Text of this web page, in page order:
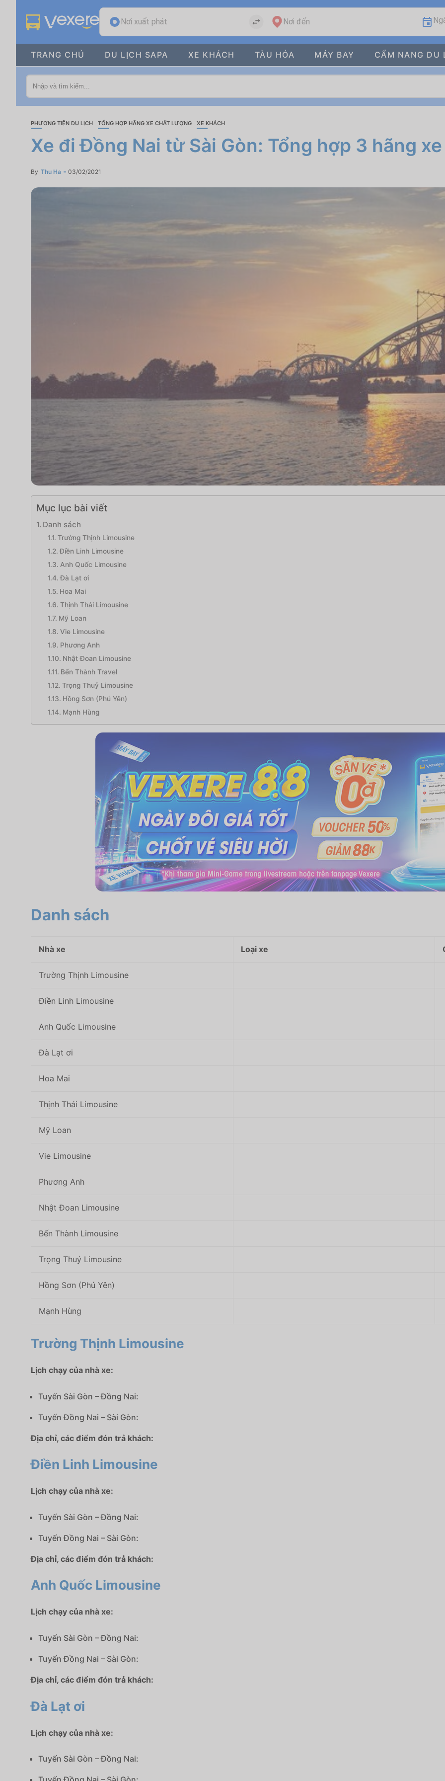
Nơi xuất phát Nơi đến
TRANG CHỦ DU LỊCH SAPA XE KHÁCH TÀU HỎA MÁY BAY CẨM NANG DU
PHƯƠNG TIỆN DU LỊCH TỔNG HỢP HÃNG XE CHẤT LƯỢNG XE KHÁCH
Xe đi Đồng Nai từ Sài Gòn: Tổng hợp 3 hãng
By Thu Ha 03/02/2021
Mục lục bài viết
Danh sách
Trường Thịnh Limousine
Điền Linh Limousine
Anh Quốc Limousine
Đà Lạt ơi
Hoa Mai
Thịnh Thái Limousine
Mỹ Loan
Vie Limousine
Phương Anh
Nhật Đoan Limousine
Bến Thành Travel
Trọng Thuỷ Limousine
Hồng Sơn (Phú Yên)
Mạnh Hùng
Danh sách
Nhà xe Loại xe
Trường Thịnh Limousine
Điền Linh Limousine
Anh Quốc Limousine
Đà Lạt ơi
Hoa Mai
Thịnh Thái Limousine
Mỹ Loan
Vie Limousine
Phương Anh
Nhật Đoan Limousine
Bến Thành Limousine
Trọng Thuỷ Limousine
Hồng Sơn (Phú Yên)
Mạnh Hùng
Trường Thịnh Limousine
Lịch chạy của nhà xe:
Tuyến Sài Gòn – Đồng Nai:
Tuyến Đồng Nai – Sài Gòn:
Địa chỉ, các điểm đón trả khách:
Điền Linh Limousine
Lịch chạy của nhà xe:
Tuyến Sài Gòn – Đồng Nai:
Tuyến Đồng Nai – Sài Gòn:
Địa chỉ, các điểm đón trả khách:
Anh Quốc Limousine
Lịch chạy của nhà xe:
Tuyến Sài Gòn – Đồng Nai:
Tuyến Đồng Nai – Sài Gòn:
Địa chỉ, các điểm đón trả khách:
Đà Lạt ơi
Lịch chạy của nhà xe:
Tuyến Sài Gòn – Đồng Nai: